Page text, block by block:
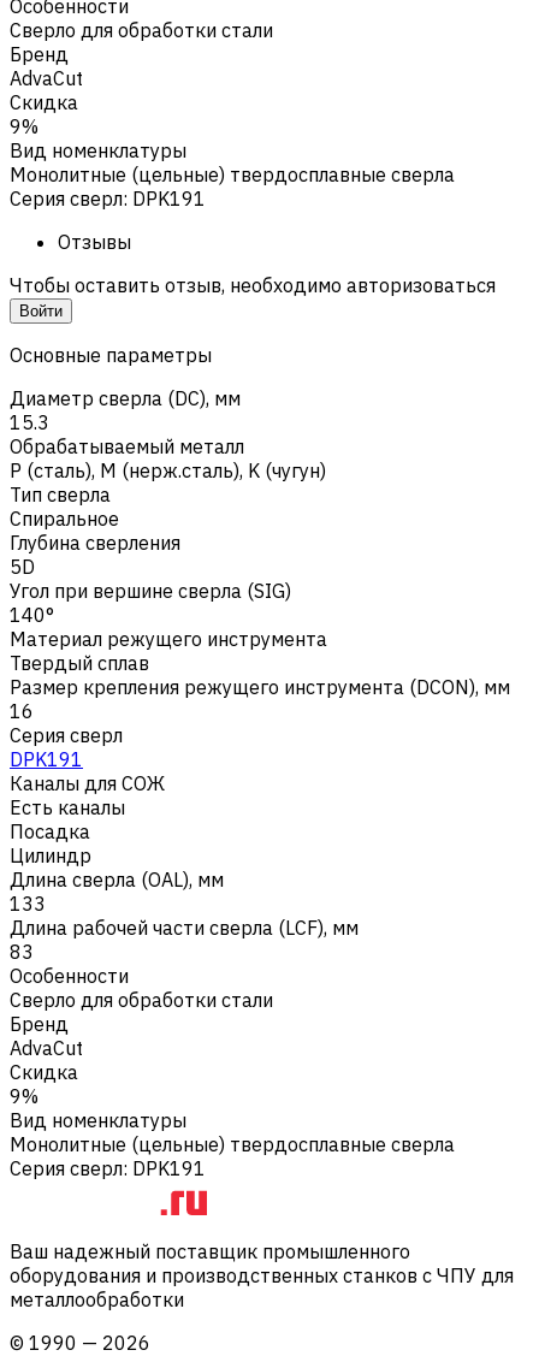
Особенности
Сверло для обработки стали
Бренд
AdvaCut
Скидка
9%
Вид номенклатуры
Монолитные (цельные) твердосплавные сверла
Серия сверл: DPK191
Отзывы
Чтобы оставить отзыв, необходимо авторизоваться
Войти
Основные параметры
Диаметр сверла (DC), мм
15.3
Обрабатываемый металл
Р (сталь), M (нерж.сталь), K (чугун)
Тип сверла
Спиральное
Глубина сверления
5D
Угол при вершине сверла (SIG)
140°
Материал режущего инструмента
Твердый сплав
Размер крепления режущего инструмента (DCON), мм
16
Серия сверл
DPK191
Каналы для СОЖ
Есть каналы
Посадка
Цилиндр
Длина сверла (OAL), мм
133
Длина рабочей части сверла (LCF), мм
83
Особенности
Сверло для обработки стали
Бренд
AdvaCut
Скидка
9%
Вид номенклатуры
Монолитные (цельные) твердосплавные сверла
Серия сверл: DPK191
Ваш надежный поставщик промышленного
оборудования и производственных станков с ЧПУ для
металлообработки
© 1990 — 2026